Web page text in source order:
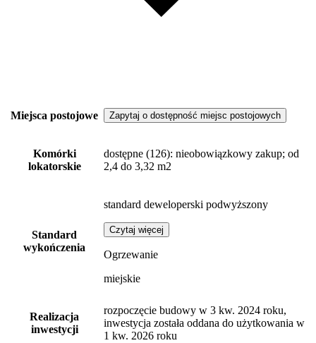
Miejsca postojowe Zapytaj o dostępność miejsc postojowych
Komórki
lokatorskie
dostępne (126): nieobowiązkowy zakup; od
2,4 do 3,32 m2
Standard
wykończenia
standard deweloperski podwyższony
Czytaj więcej
Ogrzewanie
miejskie
Realizacja
inwestycji
rozpoczęcie budowy w 3 kw. 2024 roku,
inwestycja została oddana do użytkowania w
1 kw. 2026 roku